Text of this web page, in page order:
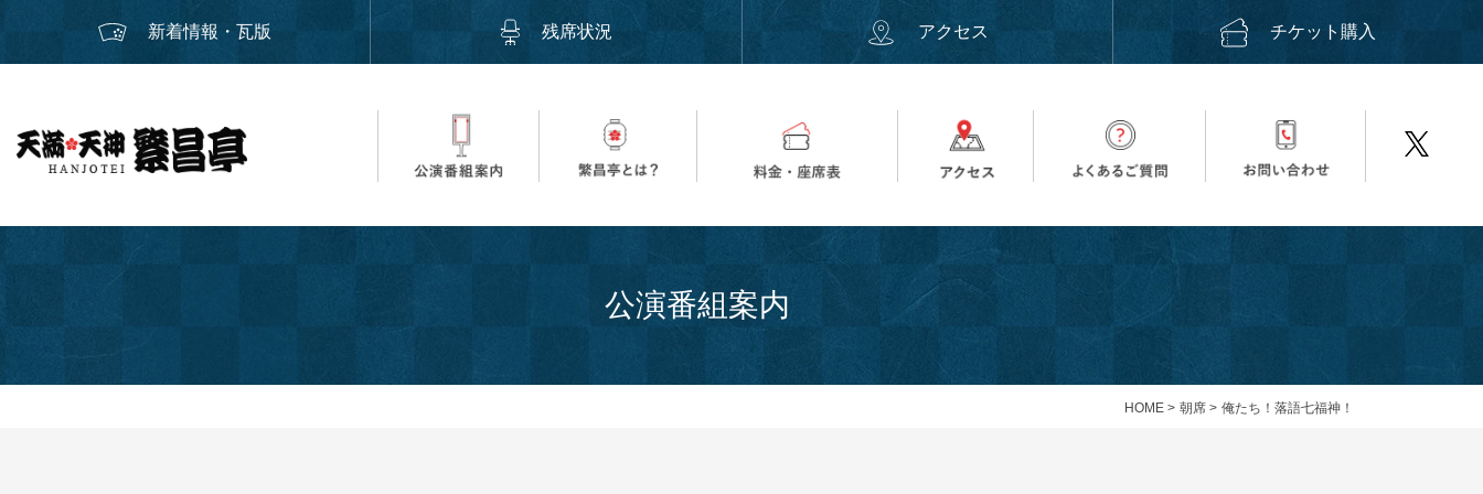
新着情報・瓦版 残席状況 アクセス チケット購入
公演番組案内
HOME > 朝席 > 俺たち！落語七福神！